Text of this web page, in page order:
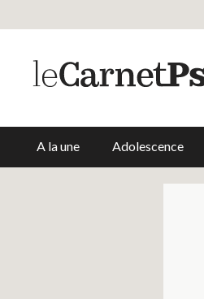
A la une Adolescence